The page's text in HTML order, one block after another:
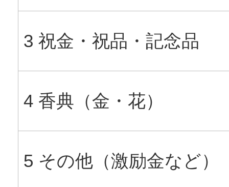
3 祝金・祝品・記念品
4 香典（金・花）
5 その他（激励金など）